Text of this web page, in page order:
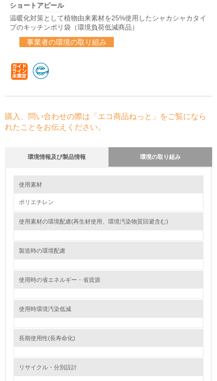
ショートアピール
温暖化対策として植物由来素材を25%使用したシャカシャカタイ
プのキッチンポリ袋（環境負荷低減商品）
事業者の環境の取り組み
購入、問い合わせの際は「エコ商品ねっと」をご覧になら
れたことをお伝えください。
環境情報及び製品情報 環境の取り組み
1.環境取り組み体制
レベル1
環境問題に関する従業員教育を行っている
使用素材
ポリエチレン
使用素材の環境配慮(再生材使用、環境汚染物質回避含む)
製造時の環境配慮
使用時の省エネルギー・省資源
使用時環境汚染低減
長期使用性(長寿命化)
リサイクル・分別設計